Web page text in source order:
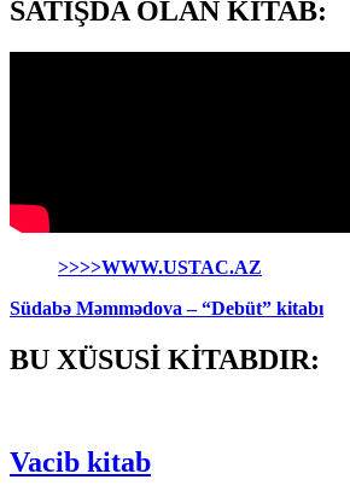
SATIŞDA OLAN KİTAB:
>>>>WWW.USTAC.AZ
Südabə Məmmədova – “Debüt” kitabı
BU XÜSUSİ KİTABDIR:
Vacib kitab